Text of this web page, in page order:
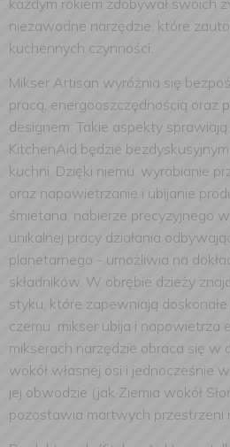
każdym rokiem zdobywał swoich
niezawodne narzędzie, które
kuchennych czynności.
Mikser Artisan wyróżnia się
pracą, energooszczędnością oraz
designem. Takie aspekty
KitchenAid będzie
kuchni. Dzięki niemu, wyrabianie
oraz napowietrzanie i ubijanie
śmietana, nabierze precyzyjnego
unikalnej pracy działania
planetarnego - umożliwia na
składników. W obrębie dzieży
styku, które zapewniają doskonałe
czemu mikser ubija i napowietrza
mikserach narzędzie obraca się w
wokół własnej osi i jednocześnie
jej obwodzie (jak Ziemia wokół
pozostawia martwych przestrzeni